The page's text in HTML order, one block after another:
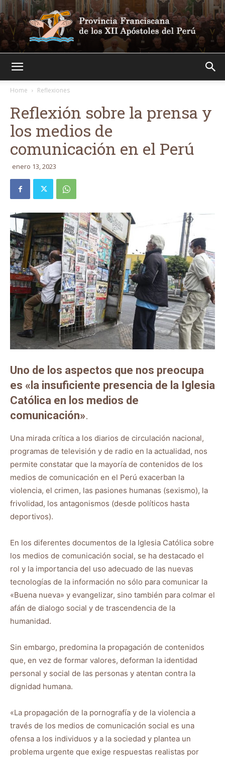
Home
Reflexiones
Reflexión sobre la prensa y
los medios de
comunicación en el Perú
enero 13, 2023
Uno de los aspectos que nos preocupa
es «la insuficiente presencia de la Iglesia
Católica en los medios de
comunicación».
Una mirada crítica a los diarios de circulación nacional,
programas de televisión y de radio en la actualidad, nos
permite constatar que la mayoría de contenidos de los
medios de comunicación en el Perú exacerban la
violencia, el crimen, las pasiones humanas (sexismo), la
frivolidad, los antagonismos (desde políticos hasta
deportivos).
En los diferentes documentos de la Iglesia Católica sobre
los medios de comunicación social, se ha destacado el
rol y la importancia del uso adecuado de las nuevas
tecnologías de la información no sólo para comunicar la
«Buena nueva» y evangelizar, sino también para colmar el
afán de dialogo social y de trascendencia de la
humanidad.
Sin embargo, predomina la propagación de contenidos
que, en vez de formar valores, deforman la identidad
personal y social de las personas y atentan contra la
dignidad humana.
«La propagación de la pornografía y de la violencia a
través de los medios de comunicación social es una
ofensa a los individuos y a la sociedad y plantea un
problema urgente que exige respuestas realistas por